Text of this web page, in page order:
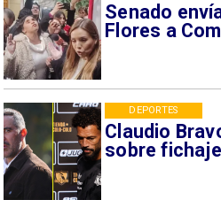
Senado
Flores a
Claudio
sobre
DEPORTES